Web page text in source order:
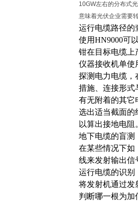
10GW左右的分布式
意味着光伏企业需要
运行电缆路径的
使用HN9000可
钳在目标电缆上
仪器接收机单使
探测电力电缆，
措施、连接形式
有无附着的其它
选出适当截面的
以算出接地电阻
地下电缆的盲测
在某些情况下如
线来发射输出信
运行电缆的识别
将发射机通过发
判断哪一根为